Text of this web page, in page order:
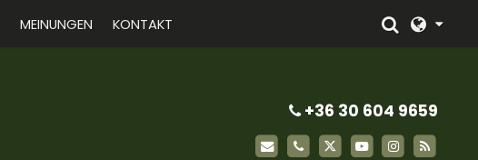
MEINUNGEN KONTAKT
+36 30 604 9659